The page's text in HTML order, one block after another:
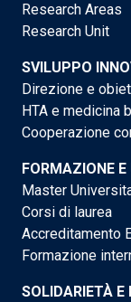
Research Areas
Research Unit
SVILUPPO
Direzione e
HTA e medicina
Cooperazione
FORMAZIONE E
Master
Corsi di laurea
Accreditamento
Formazione
SOLIDARIETÀ